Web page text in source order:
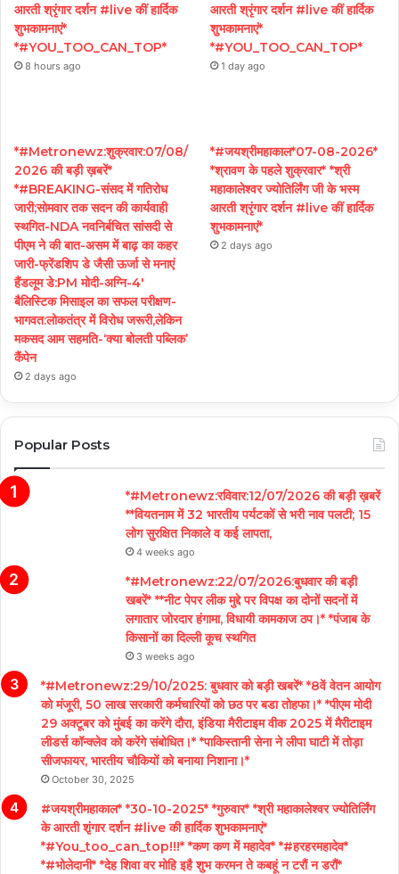
आरती श्रृंगार दर्शन #live कीं हार्दिक
शुभकामनाएं*
*#YOU_TOO_CAN_TOP*
8 hours ago
आरती श्रृंगार दर्शन #live कीं हार्दिक
शुभकामनाएं*
*#YOU_TOO_CAN_TOP*
1 day ago
*#Metronewz:शुक्रवार:07/08/
2026 की बड़ी ख़बरें*
*#BREAKING-संसद में गतिरोध
जारी;सोमवार तक सदन की कार्यवाही
स्थगित-NDA नवनिर्बचित सांसदी से
पीएम ने की बात-असम में बाढ़ का कहर
जारी-फ्रेंडशिप डे जैसी ऊर्जा से मनाएं
हैंडलूम डे:PM मोदी-अग्नि-4′
बैलिस्टिक मिसाइल का सफल परीक्षण-
भागवत:लोकतंत्र में विरोध जरूरी,लेकिन
मकसद आम सहमति-‘क्या बोलती पब्लिक’
कैंपेन
2 days ago
*#जयश्रीमहाकाल*07-08-2026*
*श्रावण के पहले शुक्रवार* *श्री
महाकालेश्वर ज्योतिर्लिंग जी के भस्म
आरती श्रृंगार दर्शन #live कीं हार्दिक
शुभकामनाएं*
2 days ago
Popular Posts
*#Metronewz:रविवार:12/07/2026 की बड़ी ख़बरें
**वियतनाम में 32 भारतीय पर्यटकों से भरी नाव पलटी; 15
लोग सुरक्षित निकाले व कई लापता,
4 weeks ago
*#Metronewz:22/07/2026:बुधवार की बड़ी
खबरें* **नीट पेपर लीक मुद्दे पर विपक्ष का दोनों सदनों में
लगातार जोरदार हंगामा, विधायी कामकाज ठप।* *पंजाब के
किसानों का दिल्ली कूच स्थगित
3 weeks ago
*#Metronewz:29/10/2025: बुधवार को बड़ी खबरें* *8वें वेतन आयोग
को मंजूरी, 50 लाख सरकारी कर्मचारियों को छठ पर बडा तोहफा।* *पीएम मोदी
29 अक्टूबर को मुंबई का करेंगे दौरा, इंडिया मैरीटाइम वीक 2025 में मैरीटाइम
लीडर्स कॉन्क्लेव को करेंगे संबोधित।* *पाकिस्तानी सेना ने लीपा घाटी में तोड़ा
सीजफायर, भारतीय चौकियों को बनाया निशाना।*
October 30, 2025
#जयश्रीमहाकाल* *30-10-2025* *गुरुवार* *श्री महाकालेश्वर ज्योतिर्लिंग
के आरती शृंगार दर्शन #live की हार्दिक शुभकामनाएं*
*#You_too_can_top!!!* *कण कण में महादेव* *#हरहरमहादेव*
*#भोलेदानी* *देह शिवा वर मोहि इहै शुभ करमन ते कबहूं न टरौं न डरौं*